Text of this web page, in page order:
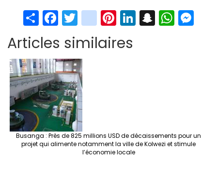
S
h
ar
e
Fa
ce
b
o
o
k
T
wi
tt
er
in
st
ag
Pi
er
Li S W
Articles similaires
Busanga : Près de 825 millions USD de décaissements pour un
projet qui alimente notamment la ville de Kolwezi et stimule
l’économie locale